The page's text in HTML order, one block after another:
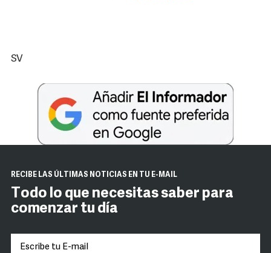
SV
RECIBE LAS ÚLTIMAS NOTICIAS EN TU E-MAIL
Todo lo que necesitas saber para
comenzar tu día